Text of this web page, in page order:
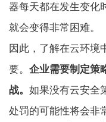
器每天都在发生变化
就会变得非常困难。
因此，了解在云环境
要。企业需要制定策
战。如果没有云安全
处罚的可能性将会非